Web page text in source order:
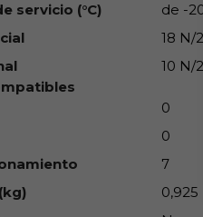
servicio (°C)
de -20
18 N/
10 N/
0
0
7
0,925